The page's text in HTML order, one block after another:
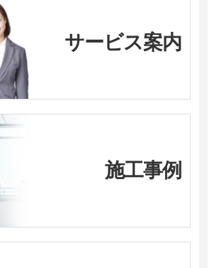
サービス案内
施工事例